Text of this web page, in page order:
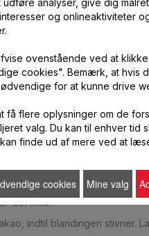
varme i en lille Tefal
skål. Kom 2 spiseskefulde
og kakaoblanding i med
blande det hele godt, før du
det ikke.
indtil blandingen stivner.
og onlineaktiviteter
ovenstående ved at
cookies". Bemærk, at hvis
for at kunne drive
få flere oplysninger om de
valg. Du kan til enhver tid
kan finde ud af mere ved at
cookies Mine valg